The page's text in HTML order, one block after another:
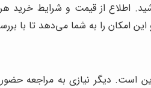
اطلاع از قیمت و شرایط خرید
این امکان را به شما می‌دهد تا با
است. دیگر نیازی به